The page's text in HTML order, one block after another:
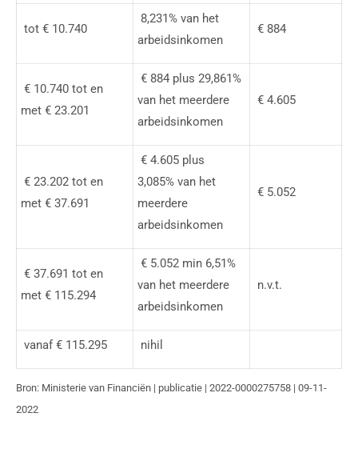
tot € 10.740
8,231% van het
arbeidsinkomen
€ 884
€ 10.740 tot en
met € 23.201
€ 884 plus 29,861%
van het meerdere
arbeidsinkomen
€ 4.605
€ 23.202 tot en
met € 37.691
€ 4.605 plus
3,085% van het
meerdere
arbeidsinkomen
€ 5.052
€ 37.691 tot en
met € 115.294
€ 5.052 min 6,51%
van het meerdere
arbeidsinkomen
n.v.t.
vanaf € 115.295 nihil
Bron: Ministerie van Financiën | publicatie | 2022-0000275758 | 09-11-
2022